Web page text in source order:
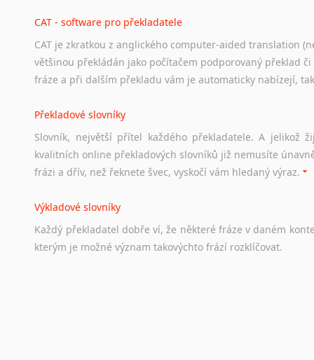
Studium v Austrálii
Soubor odkazů užitečných všem, kteří uvažují o studiu v
a zázemí, australské univerzity a samozřejmě i osobní
Práce v Austrálii
Odkazy poskytující cenné informace nekomerčního
hledat práci na internetu případně osobní zkušenosti
Hledáte-li
práci
stejná obecná pravidla, jako pro český životopis. Tak dost
CAT - software pro překladatele
CAT je zkratkou z anglického computer-aided translation
většinou překládán jako počítačem podporovaný překlad
fráze a při dalším překladu vám je automaticky nabízejí,
Překladové slovníky
Slovník, největší přítel každého překladatele. A jelikož
kvalitních online překladových slovníků již nemusíte
frázi a dřív, než řeknete švec, vyskočí vám hledaný výraz.
Výkladové slovníky
Každý překladatel dobře ví, že některé fráze v daném
kterým je možné význam takovýchto frází rozklíčovat.